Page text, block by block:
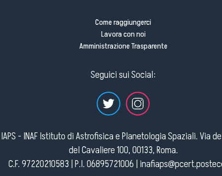
Come raggiungerci
Lavora con noi
Amministrazione Trasparente
Seguici sui Social:
IAPS - INAF Istituto di Astrofisica e Planetologia Spaziali. Via
del Cavaliere 100, 00133, Roma.
C.F. 97220210583 | P.I. 06895721006 |